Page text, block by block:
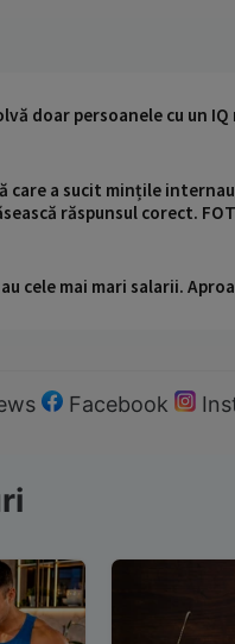
doar persoanele cu un
care a sucit mințile
răspunsul corect.
cele mai mari salarii.
Facebook